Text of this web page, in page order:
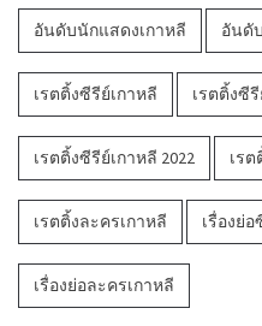
อันดับนักแสดงเกาหลี อันดั
เรตติ้งซีรีย์เกาหลี เรตติ้งซีรี
เรตติ้งซีรีย์เกาหลี 2022 เร
เรตติ้งละครเกาหลี เรื่องย่
เรื่องย่อละครเกาหลี